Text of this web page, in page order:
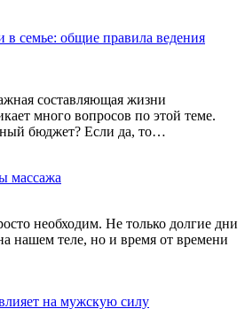
в семье: общие правила ведения
составляющая жизни
много вопросов по этой теме.
бюджет? Если да, то…
массажа
необходим. Не только долгие дни
нашем теле, но и время от времени
на мужскую силу